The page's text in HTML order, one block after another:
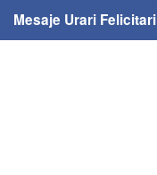
Mesaje Urari Felicitari